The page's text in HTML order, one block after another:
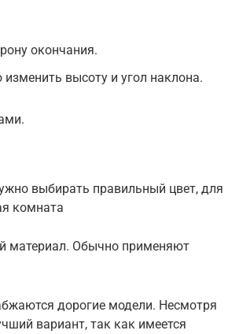
окончания.
высоту и угол наклона.
выбирать правильный цвет, для
комната
материал. Обычно применяют
дорогие модели. Несмотря
вариант, так как имеется